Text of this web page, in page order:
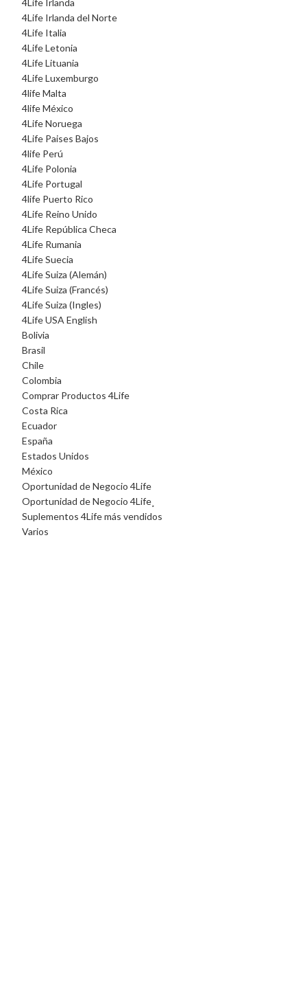
4Life Irlanda
4Life Irlanda del Norte
4Life Italia
4Life Letonia
4Life Lituania
4Life Luxemburgo
4life Malta
4life México
4Life Noruega
4Life Paises Bajos
4life Perú
4Life Polonia
4Life Portugal
4life Puerto Rico
4Life Reino Unido
4Life República Checa
4Life Rumania
4Life Suecia
4Life Suiza (Alemán)
4Life Suiza (Francés)
4Life Suiza (Ingles)
4Life USA English
Bolivia
Brasil
Chile
Colombia
Comprar Productos 4Life
Costa Rica
Ecuador
España
Estados Unidos
México
Oportunidad de Negocio 4Life
Oportunidad de Negocio 4Life¸
Suplementos 4Life más vendidos
Varios